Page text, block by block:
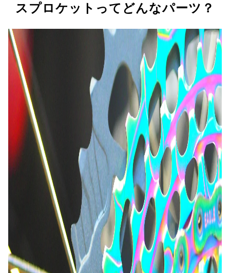
スプロケットってどんなパーツ？